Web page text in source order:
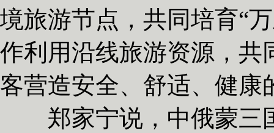
境旅游节点，共同培育“
作利用沿线旅游资源，共
客营造安全、舒适、健康
郑家宁说，中俄蒙三